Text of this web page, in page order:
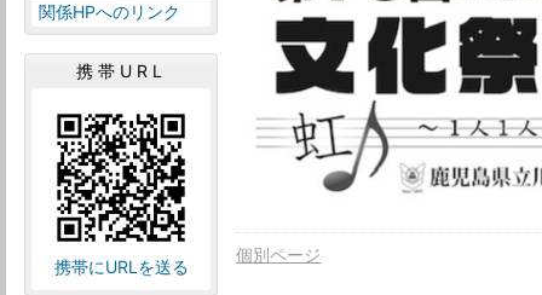
個別ページ
関係HPへのリンク
携帯URL
携帯にURLを送る